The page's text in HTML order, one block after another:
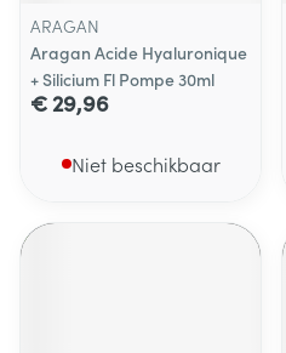
ARAGAN
Aragan Acide Hyaluronique
+ Silicium Fl Pompe 30ml
€ 29,96
Niet beschikbaar